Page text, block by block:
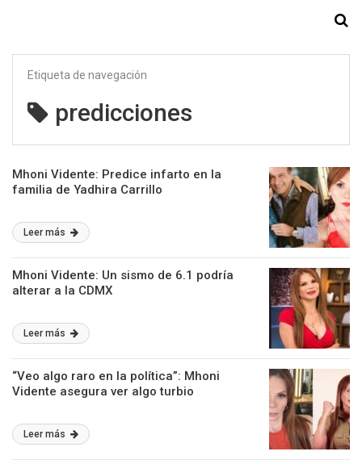
Etiqueta de navegación
predicciones
Mhoni Vidente: Predice infarto en la
familia de Yadhira Carrillo
Leer más
Mhoni Vidente: Un sismo de 6.1 podría
alterar a la CDMX
Leer más
“Veo algo raro en la política”: Mhoni
Vidente asegura ver algo turbio
Leer más